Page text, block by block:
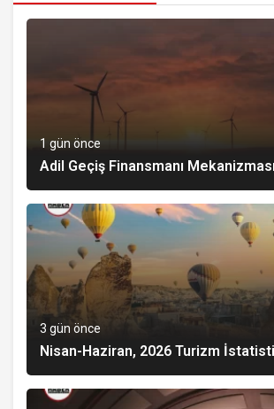
1 gün önce
Adil Geçiş Finansmanı
3 gün önce
Nisan-Haziran, 2026 Turizm